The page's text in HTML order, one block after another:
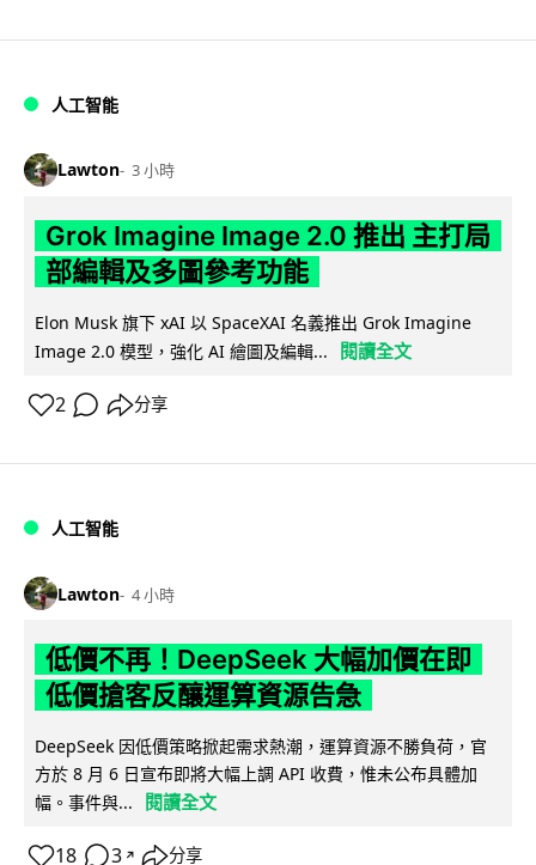
人工智能
Lawton 3 小時
Grok Imagine Image 2.0 推出 主打局
部編輯及多圖參考功能
Elon Musk 旗下 xAI 以 SpaceXAI 名義推出 Grok Imagine
Image 2.0 模型，強化 AI 繪圖及編輯...
閱讀全文
2 分享
人工智能
Lawton 4 小時
低價不再！DeepSeek 大幅加價在即
低價搶客反釀運算資源告急
DeepSeek 因低價策略掀起需求熱潮，運算資源不勝負荷，官
方於 8 月 6 日宣布即將大幅上調 API 收費，惟未公布具體加
幅。事件與...
閱讀全文
18 3 ↗ 分享